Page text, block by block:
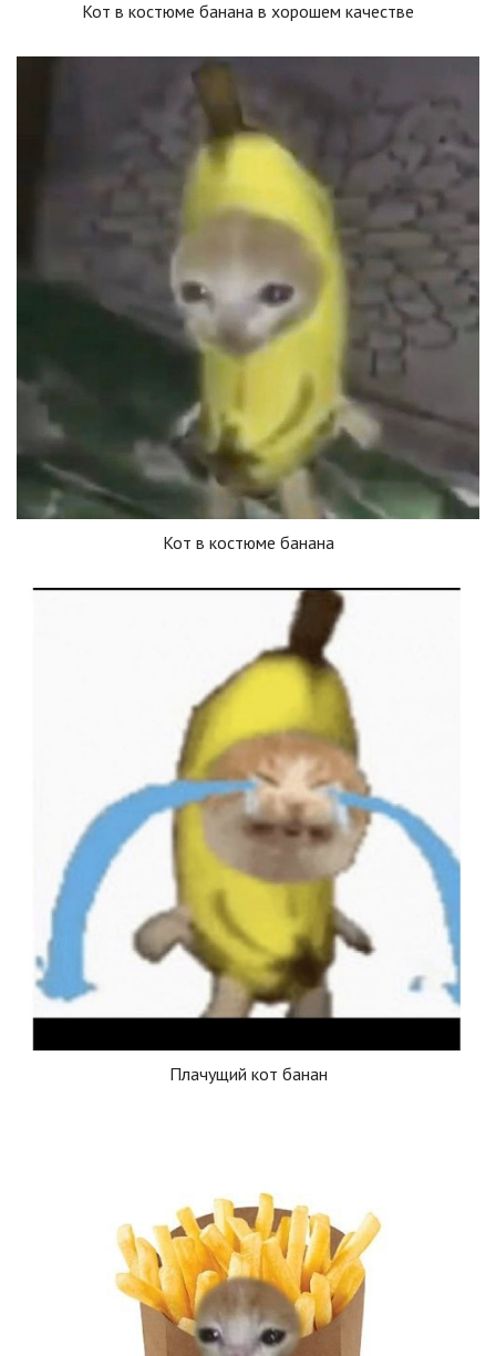
Кот в костюме банана в хорошем качестве
Кот в костюме банана
Плачущий кот банан